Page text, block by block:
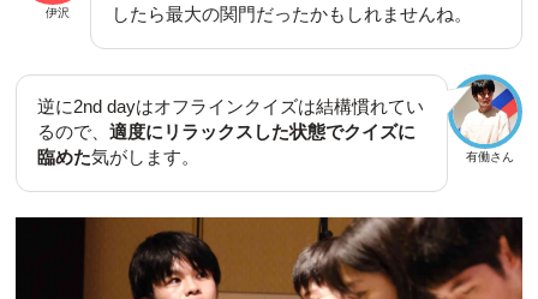
伊沢
したら最大の関門だったかもしれませんね。
有働さん
逆に2nd dayはオフラインクイズは結構慣れてい
るので、 適度にリラックスした状態でクイズに
臨めた気がします。